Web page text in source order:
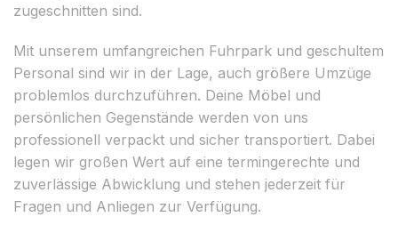
zugeschnitten sind.
Mit unserem umfangreichen Fuhrpark und geschultem
Personal sind wir in der Lage, auch größere Umzüge
problemlos durchzuführen. Deine Möbel und
persönlichen Gegenstände werden von uns
professionell verpackt und sicher transportiert. Dabei
legen wir großen Wert auf eine termingerechte und
zuverlässige Abwicklung und stehen jederzeit für
Fragen und Anliegen zur Verfügung.